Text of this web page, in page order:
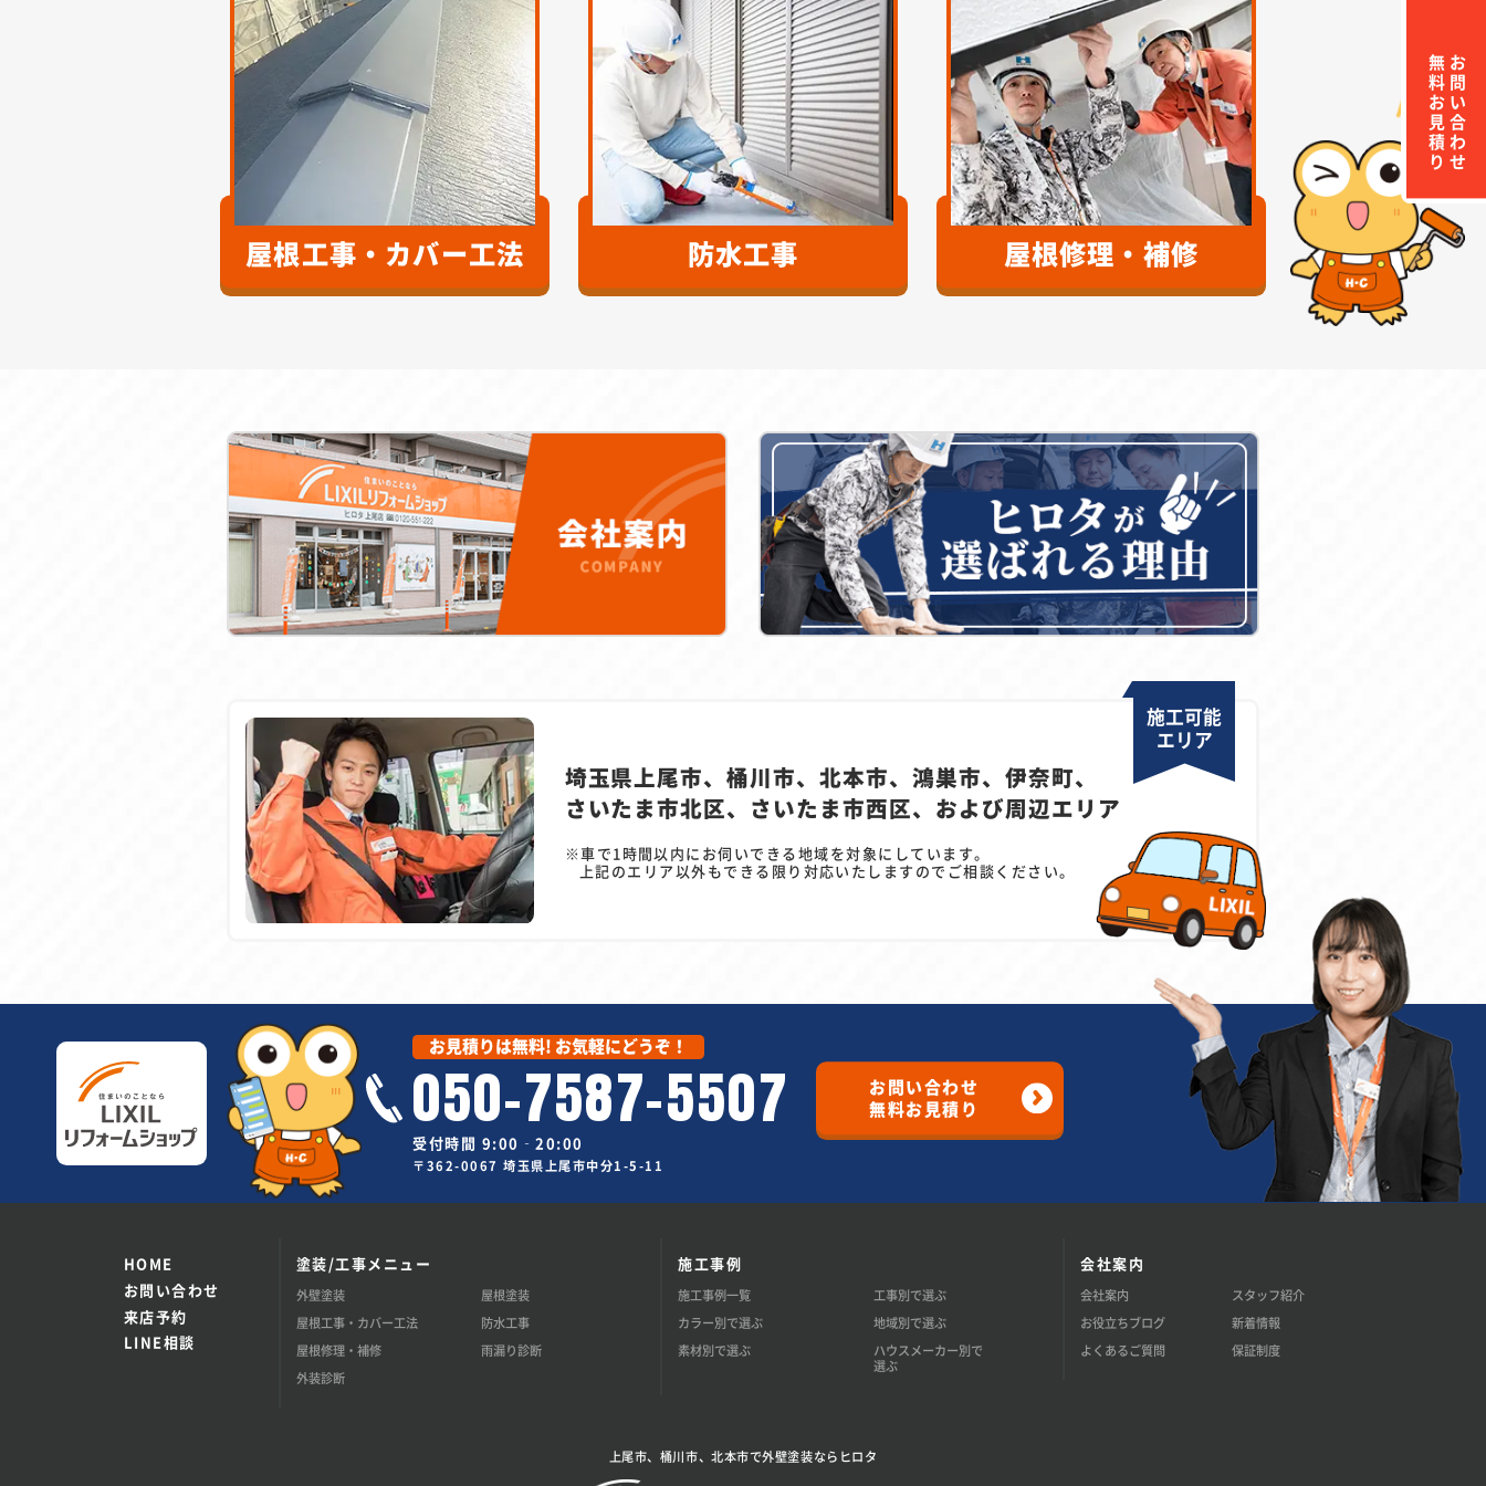
屋根工事・カバー工法 防水工事 屋根修理・補修
施工可能
エリア
埼玉県上尾市、桶川市、北本市、鴻巣市、伊奈町、
さいたま市北区、さいたま市西区、および周辺エリア
車で1時間以内にお伺いできる地域を対象にしています。
上記のエリア以外もできる限り対応いたしますのでご相談ください。
お見積りは無料! お気軽にどうぞ！
050-7587-5507
受付時間 9:00‐20:00
〒362-0067 埼玉県上尾市中分1-5-11
お問い合わせ
無料お見積り
HOME
お問い合わせ
来店予約
LINE相談
塗装/工事メニュー
外壁塗装
屋根塗装
屋根工事・カバー工法
防水工事
屋根修理・補修
雨漏り診断
外装診断
施工事例
施工事例一覧
工事別で選ぶ
カラー別で選ぶ
地域別で選ぶ
素材別で選ぶ
ハウスメーカー別で
選ぶ
会社案内
会社案内
スタッフ紹介
お役立ちブログ
新着情報
よくあるご質問
保証制度
上尾市、桶川市、北本市で外壁塗装ならヒロタ
お問い合わせ
無料お見積り